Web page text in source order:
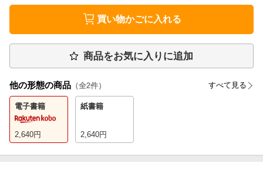
買い物かごに入れる
商品をお気に入りに追加
他の形態の商品 （全2件） すべて見る
電子書籍
2,640円
紙書籍
2,640円